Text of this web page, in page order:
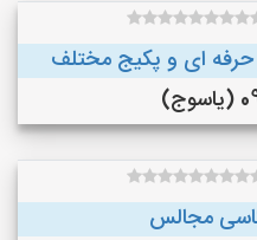
حرفه ای و پکیج مختلف
مجالس